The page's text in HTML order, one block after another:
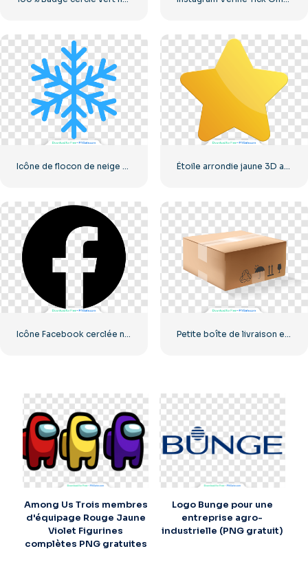
Icône de flocon de neige classique bleu Étoile arrondie jaune 3D avec éblouissement
Among Us Trois membres
d'équipage Rouge Jaune
Violet Figurines
complètes PNG gratuites
Logo Bunge pour une
entreprise agro-
industrielle (PNG gratuit)